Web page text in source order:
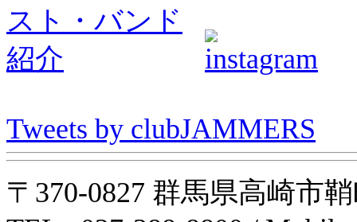
Tweets by clubJAMMERS
〒370-0827 群馬県高崎市